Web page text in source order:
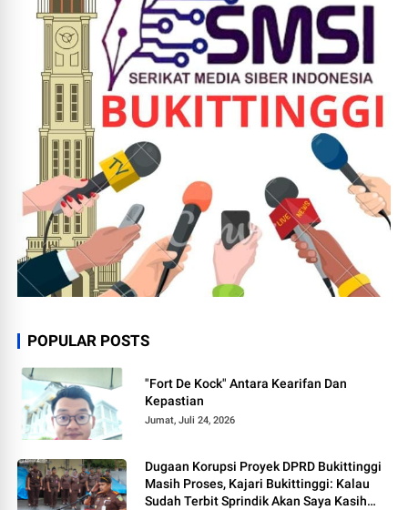
POPULAR POSTS
"Fort De Kock" Antara Kearifan Dan
Kepastian
Jumat, Juli 24, 2026
Dugaan Korupsi Proyek DPRD Bukittinggi
Masih Proses, Kajari Bukittinggi: Kalau
Sudah Terbit Sprindik Akan Saya Kasih